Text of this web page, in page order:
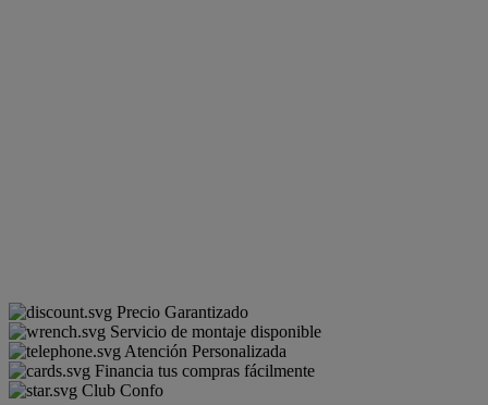
Precio Garantizado
Servicio de montaje disponible
Atención Personalizada
Financia tus compras fácilmente
Club Confo